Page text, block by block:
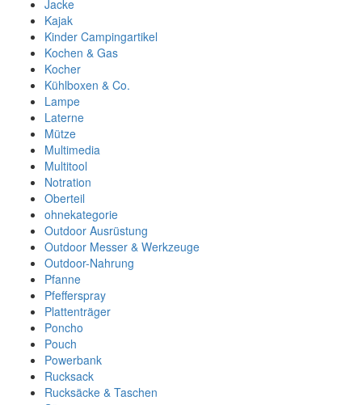
Jacke
Kajak
Kinder Campingartikel
Kochen & Gas
Kocher
Kühlboxen & Co.
Lampe
Laterne
Mütze
Multimedia
Multitool
Notration
Oberteil
ohnekategorie
Outdoor Ausrüstung
Outdoor Messer & Werkzeuge
Outdoor-Nahrung
Pfanne
Pfefferspray
Plattenträger
Poncho
Pouch
Powerbank
Rucksack
Rucksäcke & Taschen